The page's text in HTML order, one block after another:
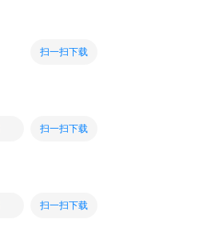
扫一扫下载
扫一扫下载
扫一扫下载